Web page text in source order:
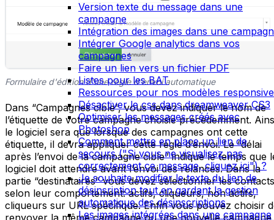
Version texte du message dans une
campagne
Intégration des images dans une
Intégrer Google analytics dans vos
campagnes
Faire un lien vers un fichier PDF
Listes pour les BAT
Ressources pour nos modèles
Désactiver le css dans dreamweaver CS3
Optimiser les messages créés avec
Photoshop
Comment mettre en place un lien de
secours ("Si vous ne visualisez pas
correctement ce message, cliquez ici") ?
Je souhaite modifier le texte du lien de
désinsription tout en gardant la gestion
automatique des désinscriptions
Les images intégrées dans une campagne
Formulaire d'édition d'une règle d'envoi automatique
Dans “Campagnes cible”, vous devez indiquer le nom de
l’étiquette de votre campagne choisie précédemment.
le logiciel sera que lorsque des campagnes ont cette
étiquette, il devra appliquer cette règle d’envoi. Le “délai
après l’envoi de la campagne cible” indique le temps que
logiciel doit attendre avant l’envoi des relances. Dans la
partie “destinataires” vous devez sélectionner les contacts
selon leur comportement: actifs, cliqueurs, non actifs,
cliqueurs sur URL spécifique. Enfin vous pouvez choisir
renvoyer la même campagne ou une nouvelle campagne.